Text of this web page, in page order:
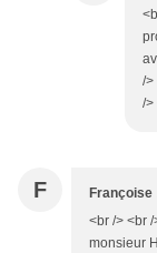
/>
/>
F Françoise
<br /> <br
monsieur